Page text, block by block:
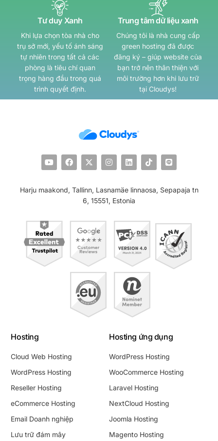
Tư duy Xanh
Khi lựa chọn tòa nhà cho
trụ sở mới, yếu tố ánh sáng
tự nhiên trong tất cả các
phòng là tiêu chí quan
trọng hàng đầu trong quá
trình quyết định.
Trung tâm dữ liệu xanh
Chúng tôi là nhà cung cấp
green hosting đã được
đăng ký – giúp website của
bạn trở nên thân thiện với
môi trường hơn khi lưu trữ
tại Cloudys!
Harju maakond, Tallinn, Lasnamäe linnaosa, Sepapaja tn
6, 15551, Estonia
Hosting
Cloud Web Hosting
WordPress Hosting
Reseller Hosting
eCommerce Hosting
Email Doanh nghiệp
Lưu trữ đám mây
Hosting ứng dụng
WordPress Hosting
WooCommerce Hosting
Laravel Hosting
NextCloud Hosting
Joomla Hosting
Magento Hosting